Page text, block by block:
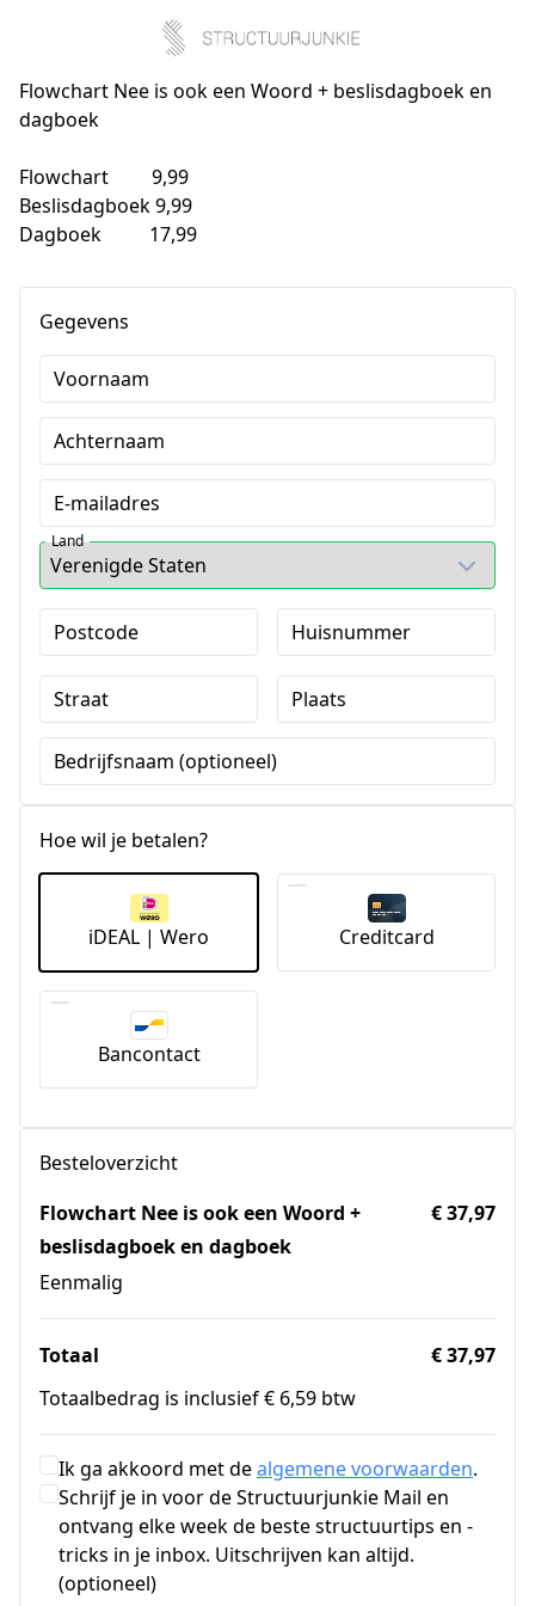
Flowchart Nee is ook een Woord + beslisdagboek en
dagboek
Flowchart         9,99
Beslisdagboek 9,99
Dagboek          17,99
Gegevens
Voornaam
Achternaam
E-mailadres
Land
Postcode Huisnummer
Straat Plaats
Bedrijfsnaam (optioneel)
Hoe wil je betalen?
iDEAL | Wero Creditcard
Bancontact
Besteloverzicht
Flowchart Nee is ook een Woord +
beslisdagboek en dagboek
Eenmalig
€ 37,97
Totaal
€ 37,97
Totaalbedrag is inclusief € 6,59 btw
Ik ga akkoord met dealgemene voorwaarden.
Schrijf je in voor de Structuurjunkie Mail en
ontvang elke week de beste structuurtips en -
tricks in je inbox. Uitschrijven kan altijd.
(optioneel)